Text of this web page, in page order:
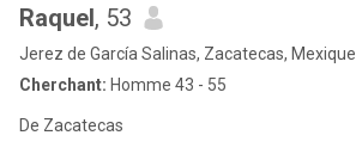
Raquel, 53
Jerez de García Salinas, Zacatecas, Mexique
Cherchant: Homme 43 - 55
De Zacatecas